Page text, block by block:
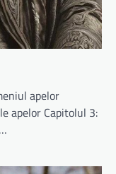
apelor
apelor Capitolul 3: